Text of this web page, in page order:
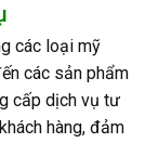
các loại mỹ
các sản phẩm
cấp dịch vụ tư
hàng, đảm